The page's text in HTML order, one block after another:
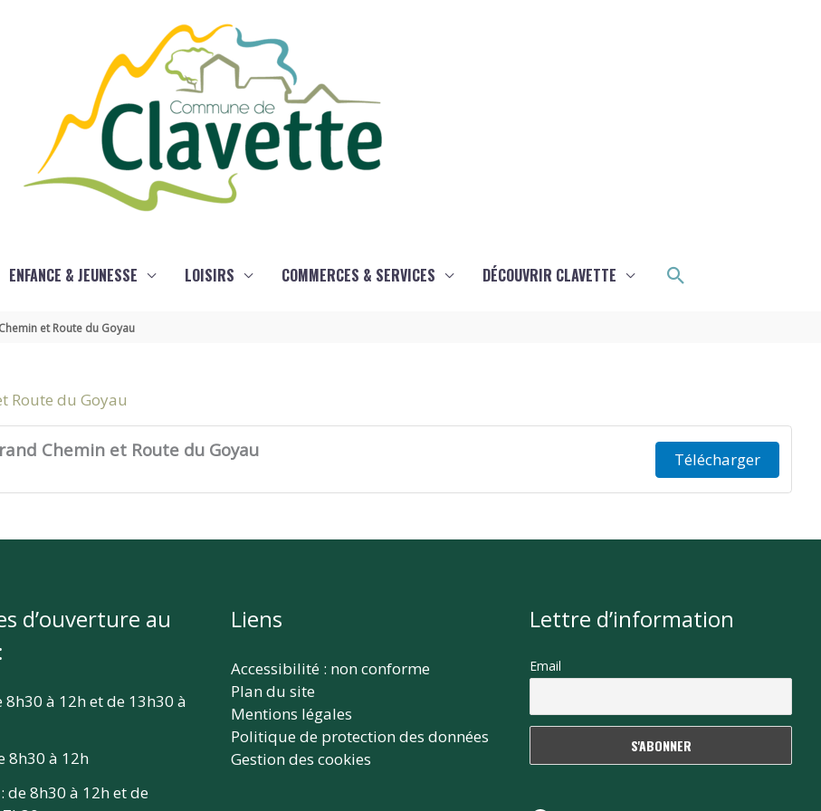
ENFANCE & JEUNESSE LOISIRS COMMERCES & SERVICES DÉCOUVRIR CLAVETTE Rechercher
et Route du Goyau
Route du Goyau
Chemin et Route du Goyau Télécharger
d’ouverture au
8h30 à 12h et de 13h30 à
8h30 à 12h
de 8h30 à 12h et de
Liens
Accessibilité : non conforme
Plan du site
Mentions légales
Politique de protection des données
Gestion des cookies
Lettre d’information
Email